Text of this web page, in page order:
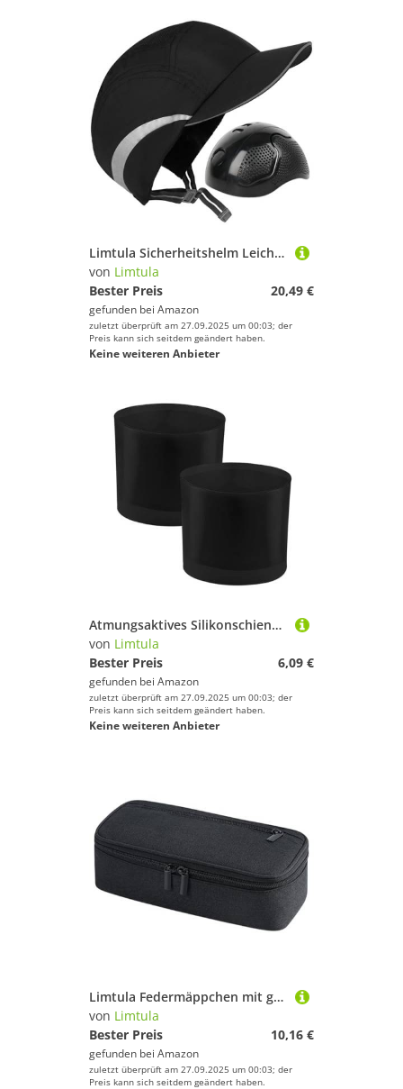
Limtula Sicherheitshelm Leichte Gewichtsschock Absorption Abs Schutzhut Sport Kopfbedeckung Zum Radfahren Skateboarding Outdoor Aktivität ABS Fahrradhelm Für Erwachsene
von Limtula
Bester Preis
20,49 €
gefunden bei Amazon
zuletzt überprüft am 27.09.2025 um 00:03; der
Preis kann sich seitdem geändert haben.
Keine weiteren Anbieter
Atmungsaktives Silikonschienbein Wächter Für Den Lauf Von Fußballtennis Sichert Sich. Passen Sie Elastische Kompressionen Wiederverwendbarer Sportausrüstung Silikonschienbein Wächter Für Fußball
von Limtula
Bester Preis
6,09 €
gefunden bei Amazon
zuletzt überprüft am 27.09.2025 um 00:03; der
Preis kann sich seitdem geändert haben.
Keine weiteren Anbieter
Limtula Federmäppchen mit großem Fassungsvermögen, einfarbig, einfache Stifttasche, Studententasche, einfarbig, großes Fassungsvermögen, Schwarz
von Limtula
Bester Preis
10,16 €
gefunden bei Amazon
zuletzt überprüft am 27.09.2025 um 00:03; der
Preis kann sich seitdem geändert haben.